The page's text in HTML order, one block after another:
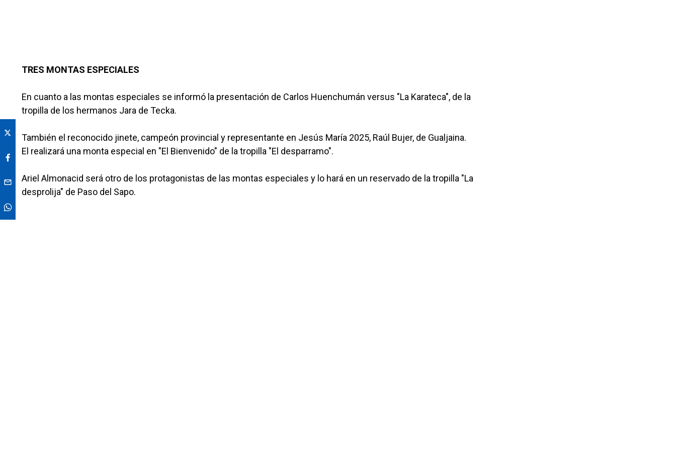
TRES MONTAS ESPECIALES
En cuanto a las montas especiales se informó la presentación de Carlos Huenchumán versus "La Karateca", de la
tropilla de los hermanos Jara de Tecka.
También el reconocido jinete, campeón provincial y representante en Jesús María 2025, Raúl Bujer, de Gualjaina.
El realizará una monta especial en "El Bienvenido" de la tropilla "El desparramo".
Ariel Almonacid será otro de los protagonistas de las montas especiales y lo hará en un reservado de la tropilla "La
desprolija" de Paso del Sapo.